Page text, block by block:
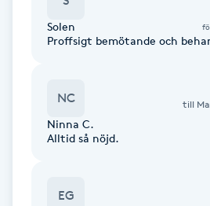
Kinesiologi
Klippning
Solen
Proffsigt bemötande och
NC till
Ninna C.
Alltid så nöjd.
EG